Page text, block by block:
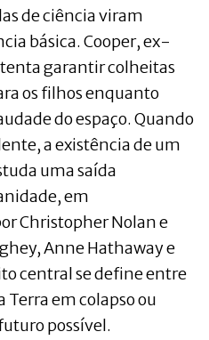
de ciência viram
básica. Cooper, ex-
garantir colheitas
os filhos enquanto
do espaço. Quando
a existência de um
uma saída
em
Christopher Nolan e
Anne Hathaway e
central se define entre
em colapso ou
possível.